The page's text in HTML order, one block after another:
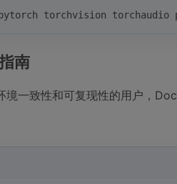
torchvision torchaudio
南
境一致性和可复现性的用户，